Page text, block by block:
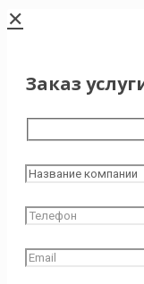
✕
Заказ